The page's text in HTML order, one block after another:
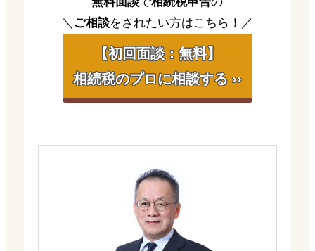
＼ ご相談をされたい方はこちら！／
【初回面談：無料】
相続税のプロに相談する ››